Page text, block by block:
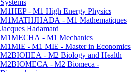
Systems
M1HEP - M1 High Energy Physics
M1MATHJHADA - M1 Mathematiques
Jacques Hadamard
M1MECHA - M1 Mechanics
M1MIE - M1 MIE - Master in Economics
M2BIOHEA - M2 Biology and Health
M2BIOMECA - M2 Biomeca -